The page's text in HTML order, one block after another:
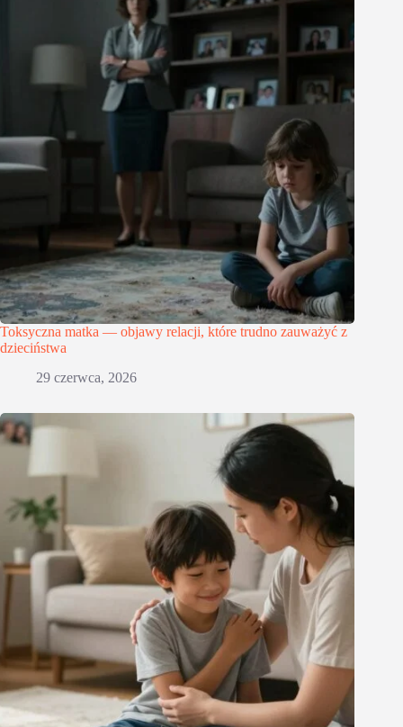
Toksyczna matka — objawy relacji, które trudno zauważyć z
dzieciństwa
29 czerwca, 2026